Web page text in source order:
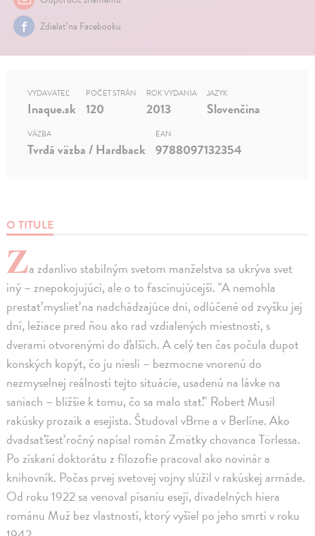
Zdielať na Facebooku
O TITULE
Za zdanlivo stabilným svetom manželstva sa ukrýva svet
iný – znepokojujúci, ale o to fascinujúcejší. "A nemohla
prestať myslieť na nadchádzajúce dni, odlúčené od zvyšku jej
dní, ležiace pred ňou ako rad vzdialených miestností, s
dverami otvorenými do ďalších. A celý ten čas počula dupot
konských kopýt, čo ju niesli – bezmocne vnorenú do
nezmyselnej reálnosti tejto situácie, usadenú na lávke na
saniach – bližšie k tomu, čo sa malo stať." Robert Musil
rakúsky prozaik a esejista. Študoval vBrne a v Berlíne. Ako
dvadsaťšesť ročný napísal román Zmätky chovanca Törlessa.
Po získaní doktorátu z filozofie pracoval ako novinár a
knihovník. Počas prvej svetovej vojny slúžil v rakúskej armáde.
Od roku 1922 sa venoval písaniu esejí, divadelných hiera
románu Muž bez vlastností, ktorý vyšiel po jeho smrti v roku
VYDAVATEĽ
Inaque.sk
POČET STRÁN
120
ROK VYDANIA
2013
JAZYK
Slovenčina
VÄZBA
Tvrdá väzba / Hardback
EAN
9788097132354